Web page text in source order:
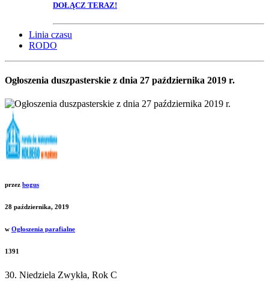
DOŁĄCZ TERAZ!
Linia czasu
RODO
Ogłoszenia duszpasterskie z dnia 27 października 2019 r.
przez bogus
28 października, 2019
w Ogłoszenia parafialne
1391
30. Niedziela Zwykła, Rok C